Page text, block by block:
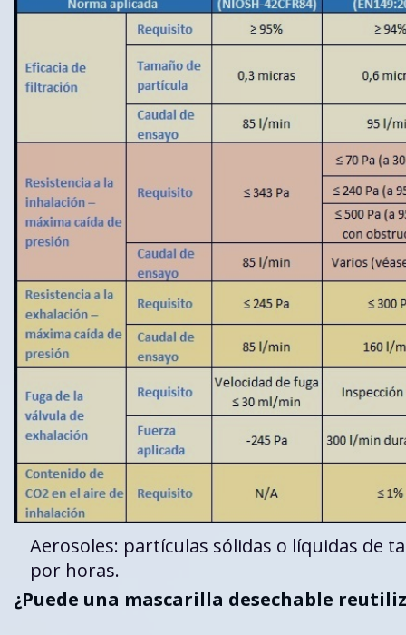
¿Puede una mascarilla desechable
Aerosoles: partículas sólidas o líquidas de
por horas.